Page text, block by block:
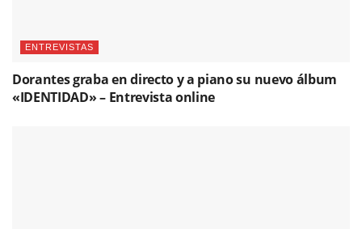
ENTREVISTAS
Dorantes graba en directo y a piano su nuevo álbum
«IDENTIDAD» – Entrevista online